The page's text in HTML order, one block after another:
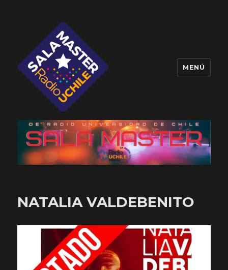
Sala Master
MENÚ
NATALIA VALDEBENITO